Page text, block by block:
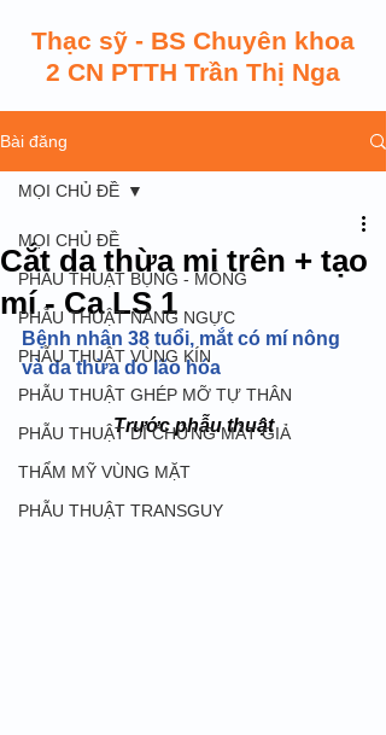
Thạc sỹ - BS Chuyên khoa
2 CN PTTH Trần Thị Nga
Bài đăng
MỌI CHỦ ĐỀ
PHẪU THUẬT BỤNG - MÔNG
PHẪU THUẬT NÂNG NGỰC
PHẪU THUẬT VÙNG KÍN
PHẪU THUẬT GHÉP MỠ TỰ THÂN
PHẪU THUẬT DI CHỨNG MẮT GIẢ
THẨM MỸ VÙNG MẶT
PHẪU THUẬT TRANSGUY
MỌI CHỦ ĐỀ
Cắt da thừa mi trên + tạo
mí - Ca LS 1
Bệnh nhân 38 tuổi, mắt có mí nông
và da thừa do lão hóa
Trước phẫu thuật